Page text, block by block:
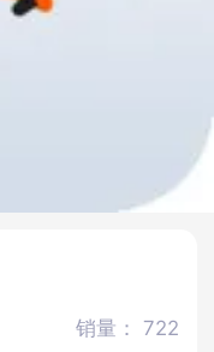
销量： 722